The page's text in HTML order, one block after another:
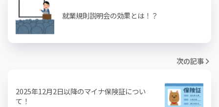
就業規則説明会の効果とは！？
次の記事
2025年12月2日以降のマイナ保険証につい
て！